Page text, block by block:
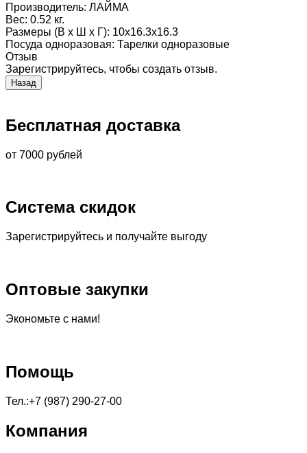
Производитель: ЛАЙМА
Вес: 0.52 кг.
Размеры (В х Ш х Г): 10x16.3x16.3
Посуда одноразовая: Тарелки одноразовые
Отзыв
Зарегистрируйтесь, чтобы создать отзыв.
Бесплатная доставка
от 7000 рублей
Система скидок
Зарегистрируйтесь и получайте выгоду
Оптовые закупки
Экономьте с нами!
Помощь
Тел.:+7 (987) 290-27-00
Компания